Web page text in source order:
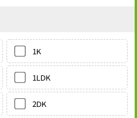
1K
1LDK
2DK